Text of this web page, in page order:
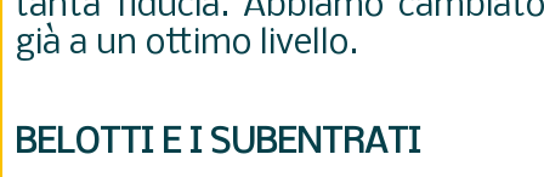
già a un ottimo livello.
BELOTTI E I SUBENTRATI